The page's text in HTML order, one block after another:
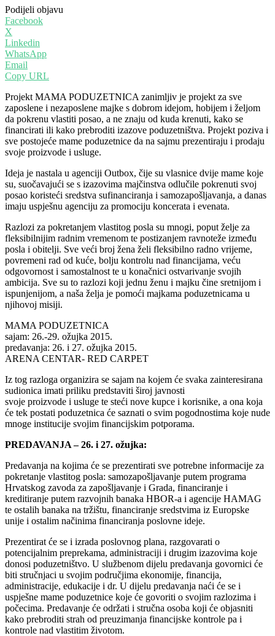
Podijeli objavu
Facebook
X
Linkedin
WhatsApp
Email
Copy URL
Projekt MAMA PODUZETNICA zanimljiv je projekt za sve
zaposlene i nezaposlene majke s dobrom idejom, hobijem i željom
da pokrenu vlastiti posao, a ne znaju od kuda krenuti, kako se
financirati ili kako prebroditi izazove poduzetništva. Projekt poziva i
sve postojeće mame poduzetnice da na sajmu prezentiraju i prodaju
svoje proizvode i usluge.
Ideja je nastala u agenciji Outbox, čije su vlasnice dvije mame koje
su, suočavajući se s izazovima majčinstva odlučile pokrenuti svoj
posao koristeći sredstva sufinanciranja i samozapošljavanja, a danas
imaju uspješnu agenciju za promociju koncerata i evenata.
Razlozi za pokretanjem vlastitog posla su mnogi, poput želje za
fleksibilnijim radnim vremenom te postizanjem ravnoteže između
posla i obitelji. Sve veći broj žena želi fleksibilno radno vrijeme,
povremeni rad od kuće, bolju kontrolu nad financijama, veću
odgovornost i samostalnost te u konačnici ostvarivanje svojih
ambicija. Sve su to razlozi koji jednu ženu i majku čine sretnijom i
ispunjenijom, a naša želja je pomoći majkama poduzetnicama u
njihovoj misiji.
MAMA PODUZETNICA
sajam: 26.-29. ožujka 2015.
predavanja: 26. i 27. ožujka 2015.
ARENA CENTAR- RED CARPET
Iz tog razloga organizira se sajam na kojem će svaka zainteresirana
sudionica imati priliku predstaviti široj javnosti
svoje proizvode i usluge te steći nove kupce i korisnike, a ona koja
će tek postati poduzetnica će saznati o svim pogodnostima koje nude
mnoge institucije svojim financijskim potporama.
PREDAVANJA – 26. i 27. ožujka:
Predavanja na kojima će se prezentirati sve potrebne informacije za
pokretanje vlastitog posla: samozapošljavanje putem programa
Hrvatskog zavoda za zapošljavanje i Grada, financiranje i
kreditiranje putem razvojnih banaka HBOR-a i agencije HAMAG
te ostalih banaka na tržištu, financiranje sredstvima iz Europske
unije i ostalim načinima financiranja poslovne ideje.
Prezentirat će se i izrada poslovnog plana, razgovarati o
potencijalnim preprekama, administraciji i drugim izazovima koje
donosi poduzetništvo. U službenom dijelu predavanja govornici će
biti stručnjaci u svojim područjima ekonomije, financija,
administracije, edukacije i dr. U dijelu predavanja naći će se i
uspješne mame poduzetnice koje će govoriti o svojim razlozima i
počecima. Predavanje će održati i stručna osoba koji će objasniti
kako prebroditi strah od preuzimanja financijske kontrole pa i
kontrole nad vlastitim životom.